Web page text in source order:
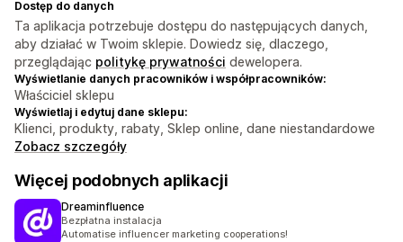
Dostęp do danych
Ta aplikacja potrzebuje dostępu do następujących danych,
aby działać w Twoim sklepie. Dowiedz się, dlaczego,
przeglądając politykę prywatności dewelopera.
Wyświetlanie danych pracowników i współpracowników:
Właściciel sklepu
Wyświetlaj i edytuj dane sklepu:
Klienci, produkty, rabaty, Sklep online, dane niestandardowe
Zobacz szczegóły
Więcej podobnych aplikacji
Dreaminfluence
Bezpłatna instalacja
Automatise influencer marketing cooperations!